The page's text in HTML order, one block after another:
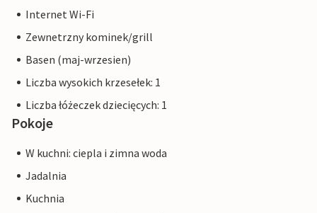
Internet Wi-Fi
Zewnetrzny kominek/grill
Basen (maj-wrzesien)
Liczba wysokich krzesełek: 1
Liczba łóżeczek dziecięcych: 1
Pokoje
W kuchni: ciepla i zimna woda
Jadalnia
Kuchnia